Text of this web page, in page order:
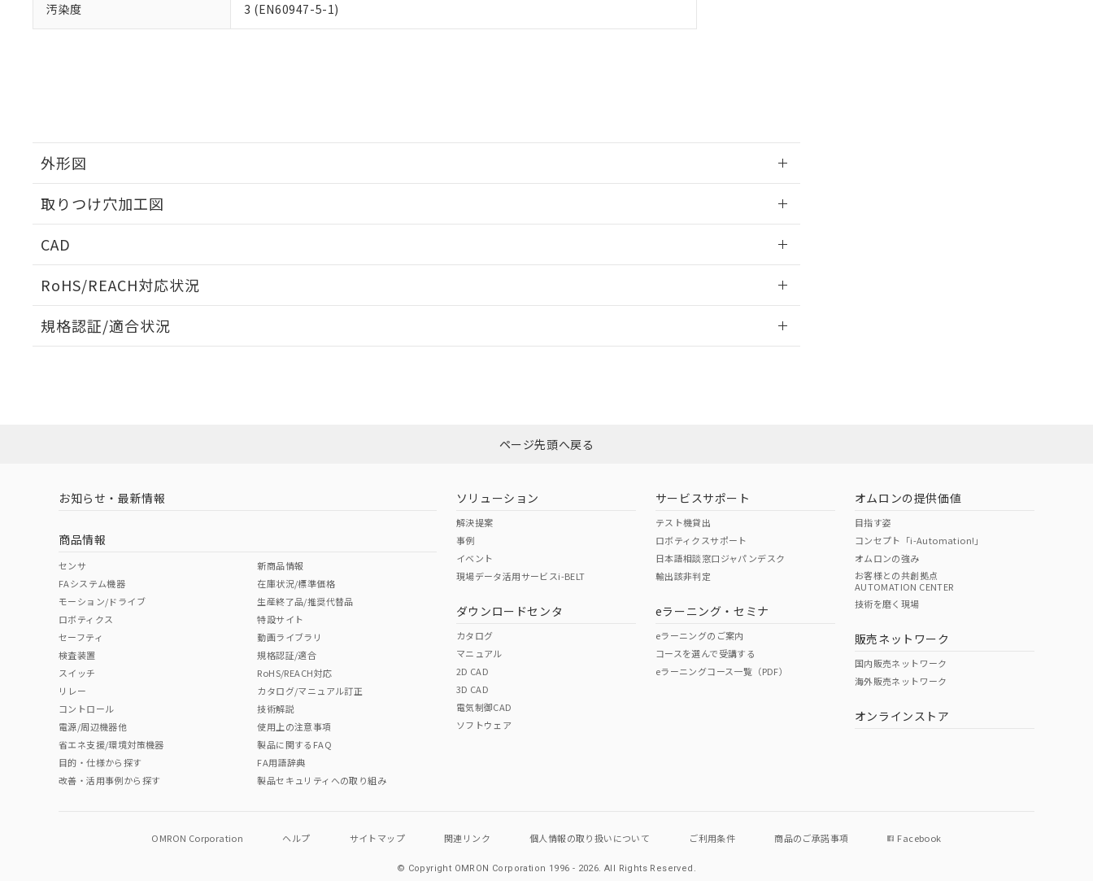
汚染度 3 (EN60947-5-1)
外形図
取りつけ穴加工図
CAD
RoHS/REACH対応状況
EU RoHS 注意事項・凡例
ダウンロードはこちら
中国 RoHS 注意事項・凡例
中国 RoHS表
Pb Hg Cr(VI)
O O
"対応済み"や非含有の記載がされた商品であっても、流通在庫等で未対応品が混在する可能性があります。
非含有品が必要な際は、弊社営業部門もしくは販売店へお問い合わせください。
規格認証/適合状況
ページ先頭へ戻る
お知らせ・最新情報
商品情報
センサ
FAシステム機器
モーション/ドライブ
ロボティクス
セーフティ
検査装置
スイッチ
リレー
コントロール
電源/周辺機器他
省エネ支援/環境対策機器
目的・仕様から探す
改善・活用事例から探す
新商品情報
在庫状況/標準価格
生産終了品/推奨代替品
特設サイト
動画ライブラリ
規格認証/適合
RoHS/REACH対応
カタログ/マニュアル訂正
技術解説
使用上の注意事項
製品に関するFAQ
FA用語辞典
製品セキュリティへの取り組み
ソリューション
解決提案
事例
イベント
現場データ活用サービスi-BELT
ダウンロードセンタ
カタログ
マニュアル
2D CAD
3D CAD
電気制御CAD
ソフトウェア
サービスサポート
テスト機貸出
ロボティクスサポート
日本語相談窓口ジャパンデスク
輸出該非判定
eラーニング・セミナ
eラーニングのご案内
コースを選んで受講する
eラーニングコース一覧（PDF）
オムロンの提供価値
目指す姿
コンセプト「i-Automation!」
オムロンの強み
お客様との共創拠点
AUTOMATION CENTER
技術を磨く現場
販売ネットワーク
国内販売ネットワーク
海外販売ネットワーク
オンラインストア
OMRON Corporation ヘルプ サイトマップ 関連リンク 個人情報の取り扱いについて ご利用条件 商品のご承諾事項 Facebook
© Copyright OMRON Corporation 1996 - 2026.All Rights Reserved.